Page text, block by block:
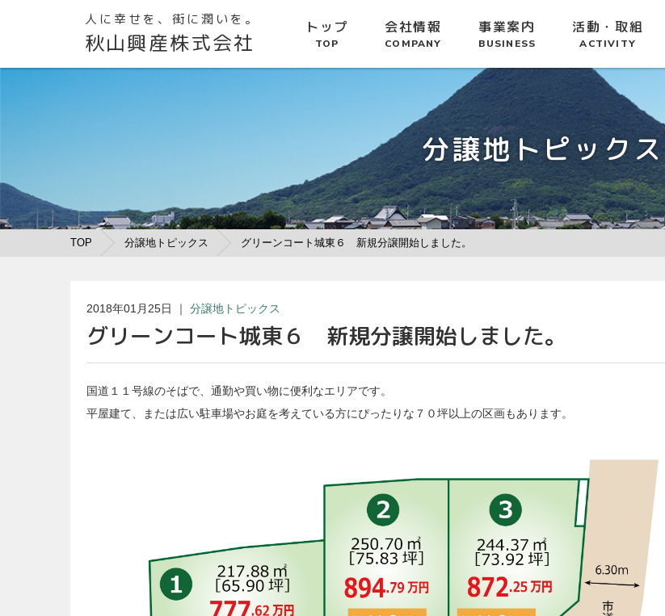
人に幸せを、街に潤いを。
秋山興産株式会社
トップ
TOP
会社情報
COMPANY
事業案内
BUSINESS
活動・取組
ACTIVITY
分譲地トピックス
TOP 分譲地トピックス グリーンコート城東６ 新規分譲開始しました。
2018年01月25日 ｜ 分譲地トピックス
グリーンコート城東６ 新規分譲開始しました。
国道１１号線のそばで、通勤や買い物に便利なエリアです。
平屋建て、または広い駐車場やお庭を考えている方にぴったりな７０坪以上の区画もあります。